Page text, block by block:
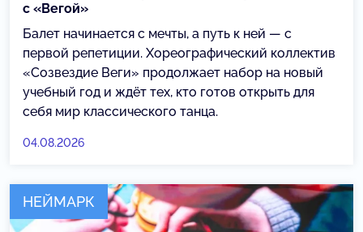
с «Вегой»
Балет начинается с мечты, а путь к ней — с
первой репетиции. Хореографический коллектив
«Созвездие Веги» продолжает набор на новый
учебный год и ждёт тех, кто готов открыть для
себя мир классического танца.
04.08.2026
НЕЙМАРК